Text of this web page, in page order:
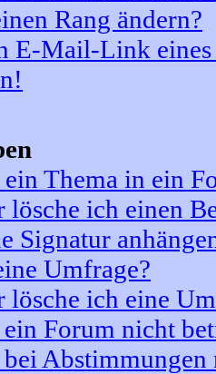
Rang ändern?
E-Mail-Link
Thema in ein
lösche ich einen
Signatur
Umfrage?
lösche ich eine
Forum nicht